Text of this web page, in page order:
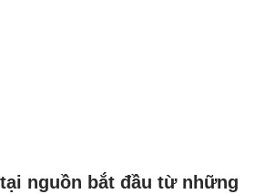
nguồn bắt đầu từ những